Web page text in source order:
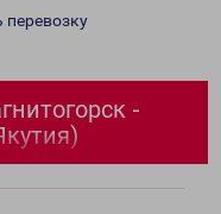
перевозку
-